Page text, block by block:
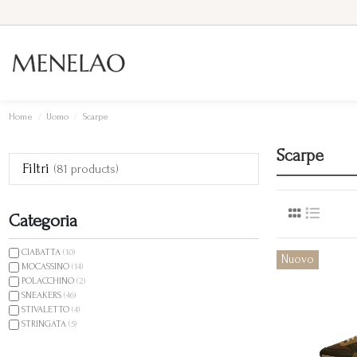
Home Uomo Scarpe
Scarpe
Nuovo
Filtri (81 products)
Categoria
CIABATTA(10)
MOCASSINO(14)
POLACCHINO(2)
SNEAKERS(46)
STIVALETTO(4)
STRINGATA(5)